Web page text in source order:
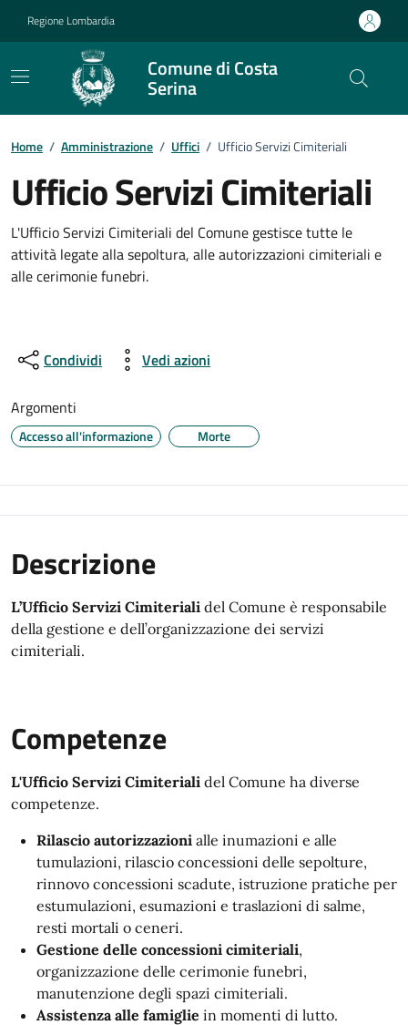
Regione Lombardia
Comune di Costa
Serina
Dettagli dell'ufficio
Home / Amministrazione / Uffici / Ufficio Servizi Cimiteriali
Ufficio Servizi Cimiteriali
L'Ufficio Servizi Cimiteriali del Comune gestisce tutte le
attività legate alla sepoltura, alle autorizzazioni cimiteriali e
alle cerimonie funebri.
Condividi Vedi azioni
Argomenti
Accesso all'informazione Morte
Descrizione
L’Ufficio Servizi Cimiteriali del Comune è responsabile
della gestione e dell’organizzazione dei servizi
cimiteriali.
Competenze
L'Ufficio Servizi Cimiteriali del Comune ha diverse
competenze.
Rilascio autorizzazioni alle inumazioni e alle
tumulazioni, rilascio concessioni delle sepolture,
rinnovo concessioni scadute, istruzione pratiche per
estumulazioni, esumazioni e traslazioni di salme,
resti mortali o ceneri.
Gestione delle concessioni cimiteriali,
organizzazione delle cerimonie funebri,
manutenzione degli spazi cimiteriali.
Assistenza alle famiglie in momenti di lutto.